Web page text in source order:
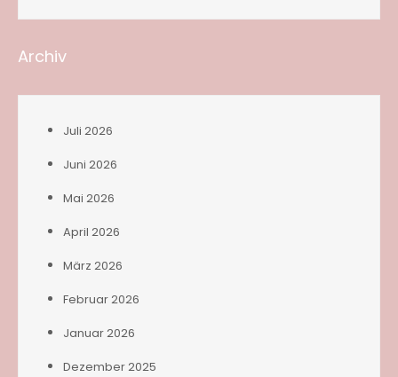
Archiv
Juli 2026
Juni 2026
Mai 2026
April 2026
März 2026
Februar 2026
Januar 2026
Dezember 2025